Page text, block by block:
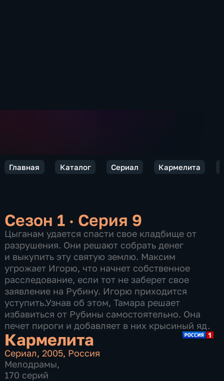
Главная Каталог Сериал Кармелита
Сезон 1 · Серия 9
Цыганам удается спасти свое кладбище от
разрушения. Они решают собрать денег
и выкупить эту святую землю. Максим
угрожает Игорю, что начнет собственное
расследование, если тот не заберет свое
заявление на Рубину. Игорю приходится
уступить.Узнав об этом, Тамара решает
избавиться от Рубины самостоятельно. Она
печет пироги и добавляет в них крысиный яд.
Кармелита
Сериал,2005, Россия
Мелодрамы,
170 серий